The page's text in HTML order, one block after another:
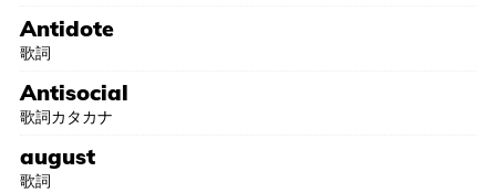
Antidote
歌詞
Antisocial
歌詞カタカナ
august
歌詞